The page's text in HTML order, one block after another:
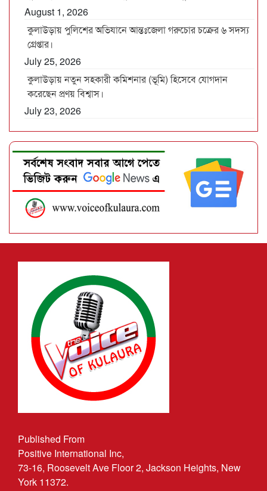
August 1, 2026
কুলাউড়ায় পুলিশের অভিযানে আন্তঃজেলা গরুচোর চক্রের ৬ সদস্য
গ্রেপ্তার।
July 25, 2026
কুলাউড়ায় নতুন সহকারী কমিশনার (ভূমি) হিসেবে যোগদান
করেছেন প্রণয় বিশ্বাস।
July 23, 2026
Published From
Positive International Inc,
73-16, Roosevelt Ave Floor 2, Jackson Heights, New
York 11372.